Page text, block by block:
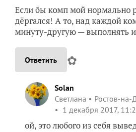
Если бы комп мой нормально
дёргался! А то, над каждой
минуту-другую — выполнять
Ответить ✿
Solan
Светлана
Ростов-на-
1 декабря 2017,
ой, это любого из себя